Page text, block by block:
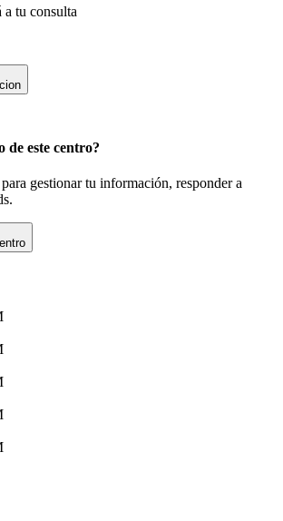
a tu consulta
de este centro?
gestionar tu información, responder a